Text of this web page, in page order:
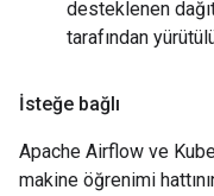
desteklenen
tarafından
İsteğe bağlı
Apache Airflow ve
makine öğrenimi hattının